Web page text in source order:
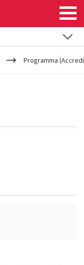
Programma